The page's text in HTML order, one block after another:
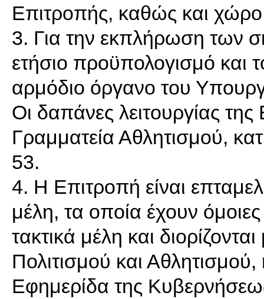
Επιτροπής, καθώς και χώρο
3. Για την εκπλήρωση των
ετήσιο προϋπολογισμό και
αρμόδιο όργανο του
Οι δαπάνες λειτουργίας
Γραμματεία Αθλητισμού,
53.
4. Η Επιτροπή είναι
μέλη, τα οποία έχουν
τακτικά μέλη και
Πολιτισμού και
Εφημερίδα της